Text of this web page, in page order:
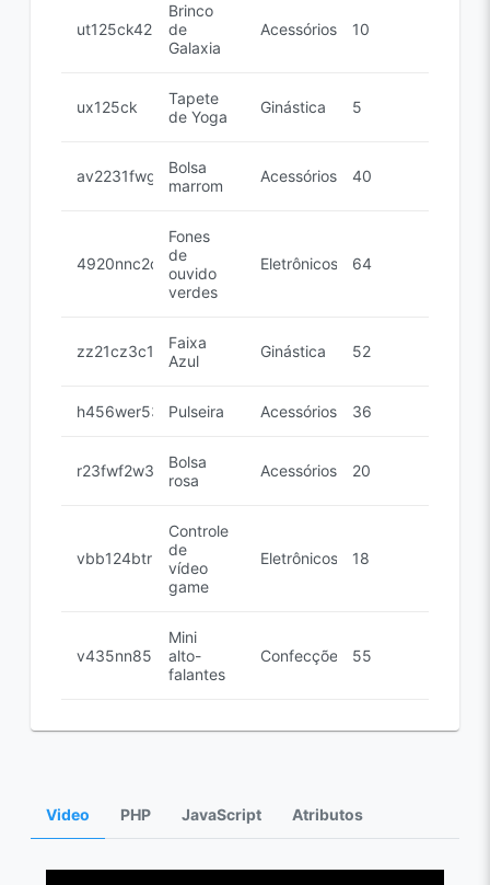
ut125ck42
Brinco
de
Galaxia
Acessórios 10
ux125ck
Tapete
de Yoga
Ginástica 5
av2231fwg
Bolsa
marrom
Acessórios 40
4920nnc2d
Fones
de
ouvido
verdes
Eletrônicos 64
zz21cz3c1
Faixa
Azul
Ginástica 52
h456wer53 Pulseira Acessórios 36
r23fwf2w3
Bolsa
rosa
Acessórios 20
vbb124btr
Controle
de
vídeo
game
Eletrônicos 18
v435nn85n
Mini
alto-
falantes
Confecções 55
Video PHP JavaScript Atributos